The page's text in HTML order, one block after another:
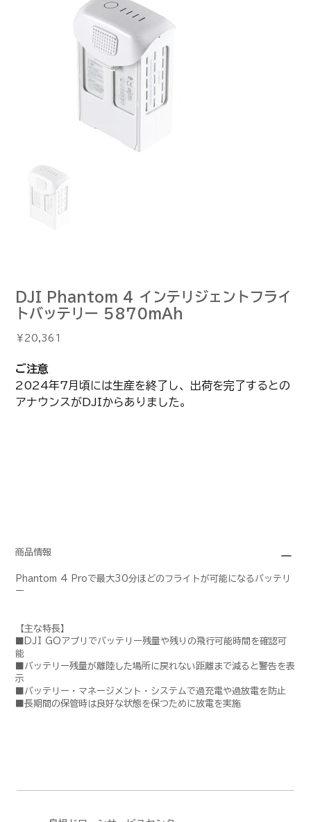
DJI Phantom 4 インテリジェントフライ
トバッテリー 5870mAh
価
格
￥20,361
ご注意
2024年7月頃には生産を終了し、出荷を完了するとの
アナウンスがDJIからありました。
商品情報
Phantom 4 Proで最大30分ほどのフライトが可能になるバッテリ
ー
【主な特長】
■DJI GOアプリでバッテリー残量や残りの飛行可能時間を確認可
能
■バッテリー残量が離陸した場所に戻れない距離まで減ると警告を表
示
■バッテリー・マネージメント・システムで過充電や過放電を防止
■長期間の保管時は良好な状態を保つために放電を実施